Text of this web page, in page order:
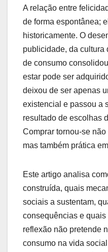
A relação entre
de forma espontânea;
historicamente. O
publicidade, da cultura
de consumo
estar pode ser
deixou de ser apenas
existencial e passou a
resultado de escolhas
Comprar tornou-se
mas também prática
Este artigo analisa
construída, quais
sociais a sustentam,
consequências e
reflexão não pretende
consumo na vida